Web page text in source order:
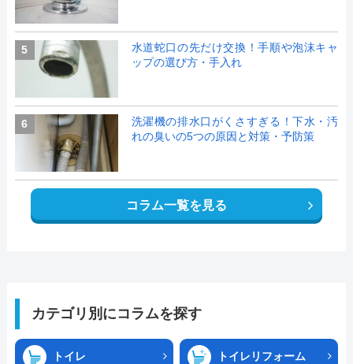
5
水道蛇口の先だけ交換！手順や泡沫キャ
ップの選び方・手入れ
6
洗濯機の排水口がくさすぎる！下水・汚
れの臭いの5つの原因と対策・予防策
コラム一覧を見る
カテゴリ別にコラムを探す
トイレ トイレリフォーム